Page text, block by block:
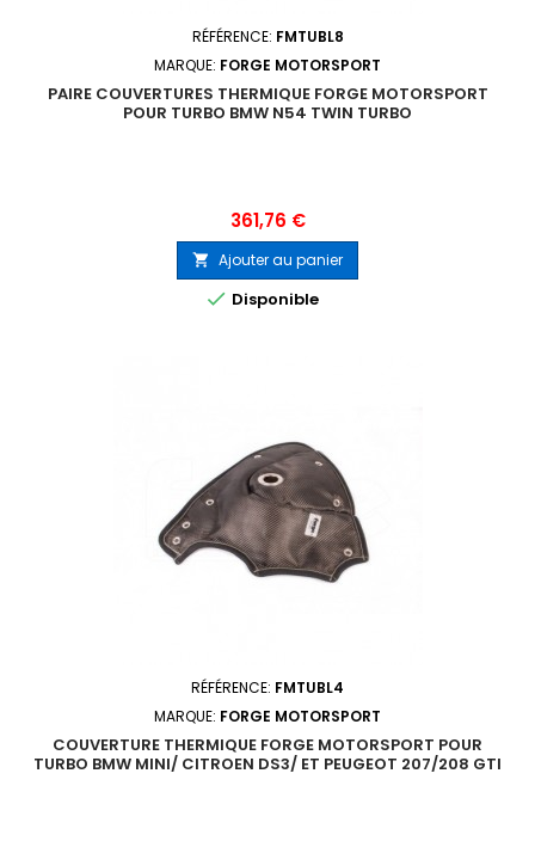
RÉFÉRENCE: FMTUBL8
MARQUE: FORGE MOTORSPORT
PAIRE COUVERTURES THERMIQUE FORGE MOTORSPORT
POUR TURBO BMW N54 TWIN TURBO
Prix
361,76 €
 Ajouter au panier
 Disponible
RÉFÉRENCE: FMTUBL4
MARQUE: FORGE MOTORSPORT
COUVERTURE THERMIQUE FORGE MOTORSPORT POUR
TURBO BMW MINI/ CITROEN DS3/ ET PEUGEOT 207/208 GTI